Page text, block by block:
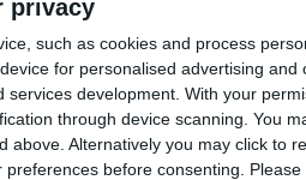
privacy
such as cookies and process
for personalised advertising and
development. With your
through device scanning. You
above. Alternatively you may click to
before consenting.